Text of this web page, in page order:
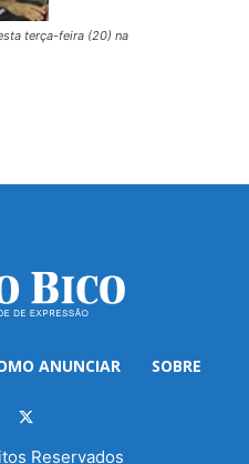
terça-feira (20) na
ANUNCIAR SOBRE
Reservados